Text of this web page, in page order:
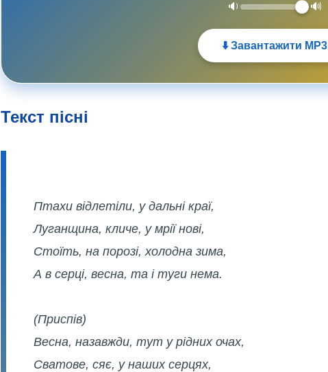
🔉 🔊
⬇️ Завантажити MP3
Текст пісні
Птахи відлетіли, у дальні краї,
Луганщина, кличе, у мрії нові,
Стоїть, на порозі, холодна зима,
А в серці, весна, та і туги нема.
(Приспів)
Весна, назавжди, тут у рідних очах,
Сватове, сяє, у наших серцях,